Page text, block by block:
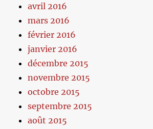
avril 2016
mars 2016
février 2016
janvier 2016
décembre 2015
novembre 2015
octobre 2015
septembre 2015
août 2015